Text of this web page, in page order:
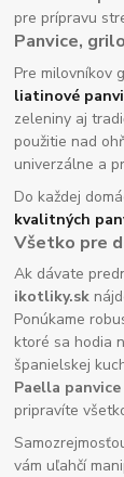
pre prípravu
Panvice,
Pre milovníkov
liatinové
zeleniny aj
použitie nad
univerzálne a
Do každej
kvalitných
Všetko pre
Ak dávate
ikotliky.sk
Ponúkame
ktoré sa hodia
španielskej
Paella panvice
pripravíte
vám uľahčí